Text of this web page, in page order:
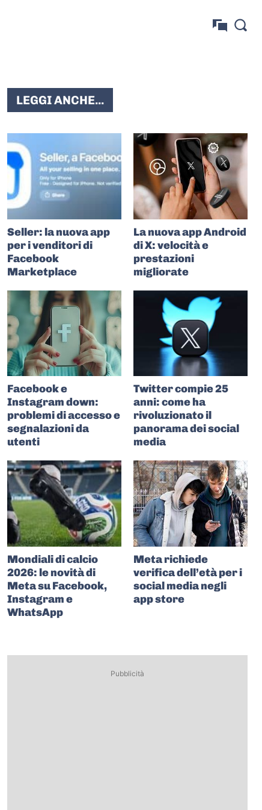
LEGGI ANCHE...
Seller: la nuova app
per i venditori di
Facebook
Marketplace
La nuova app Android
di X: velocità e
prestazioni
migliorate
Facebook e
Instagram down:
problemi di accesso e
segnalazioni da
utenti
Twitter compie 25
anni: come ha
rivoluzionato il
panorama dei social
media
Mondiali di calcio
2026: le novità di
Meta su Facebook,
Instagram e
WhatsApp
Meta richiede
verifica dell’età per i
social media negli
app store
Pubblicità